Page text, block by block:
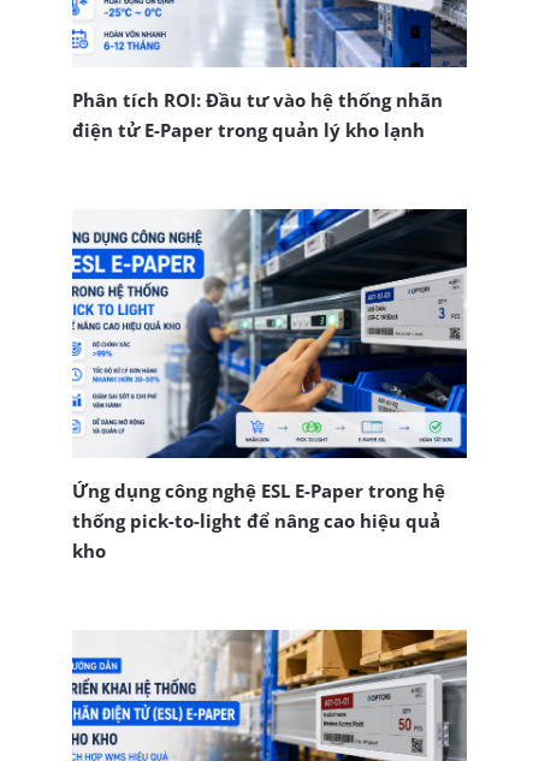
Phân tích ROI: Đầu tư vào hệ thống nhãn
điện tử E-Paper trong quản lý kho lạnh
Ứng dụng công nghệ ESL E-Paper trong hệ
thống pick-to-light để nâng cao hiệu quả
kho